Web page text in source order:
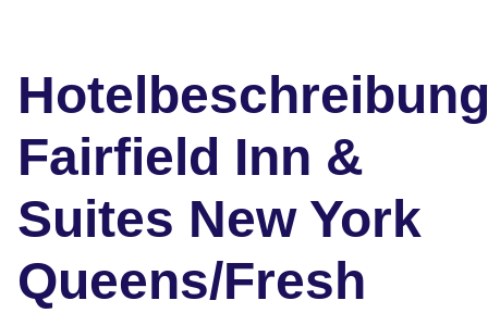
Fairfield Inn &
Suites New York
Queens/Fresh